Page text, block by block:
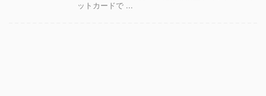
ットカードで ...